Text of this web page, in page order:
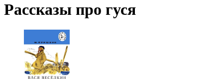
Рассказы про гуся